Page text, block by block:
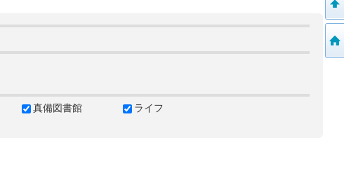
真備図書館
ライフ